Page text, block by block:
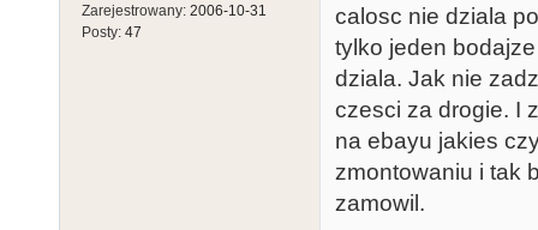
Zarejestrowany: 2006-10-31
Posty: 47
calosc nie dziala
tylko jeden
dziala. Jak nie
czesci za drogie. I
na ebayu jakies
zmontowaniu i tak
zamowil.